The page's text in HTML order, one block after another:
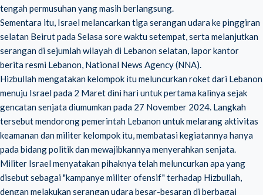
tengah permusuhan yang masih berlangsung.
Sementara itu, Israel melancarkan tiga serangan udara ke pinggiran
selatan Beirut pada Selasa sore waktu setempat, serta melanjutkan
serangan di sejumlah wilayah di Lebanon selatan, lapor kantor
berita resmi Lebanon, National News Agency (NNA).
Hizbullah mengatakan kelompok itu meluncurkan roket dari Lebanon
menuju Israel pada 2 Maret dini hari untuk pertama kalinya sejak
gencatan senjata diumumkan pada 27 November 2024. Langkah
tersebut mendorong pemerintah Lebanon untuk melarang aktivitas
keamanan dan militer kelompok itu, membatasi kegiatannya hanya
pada bidang politik dan mewajibkannya menyerahkan senjata.
Militer Israel menyatakan pihaknya telah meluncurkan apa yang
disebut sebagai "kampanye militer ofensif" terhadap Hizbullah,
dengan melakukan serangan udara besar-besaran di berbagai